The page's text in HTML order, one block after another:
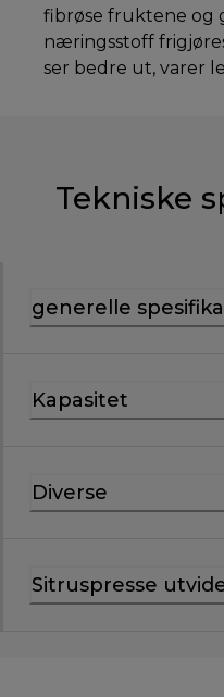
fibrøse fruktene og
næringsstoff
ser bedre ut, varer
Tekniske
generelle
Kapasitet
Diverse
Sitruspresse